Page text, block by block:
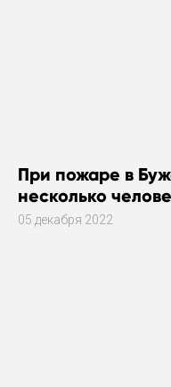
При пожаре в
несколько
05 декабря 2022